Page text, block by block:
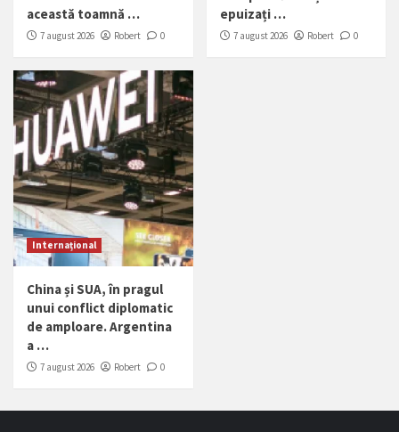
această toamnă …
7 august 2026 Robert 0
epuizați …
7 august 2026 Robert 0
Internațional
China și SUA, în pragul
unui conflict diplomatic
de amploare. Argentina
a …
7 august 2026 Robert 0